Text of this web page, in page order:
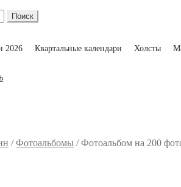
Поиск
2026 Квартальные календари Холсты
/Фотоальбомы /Фотоальбом на 200